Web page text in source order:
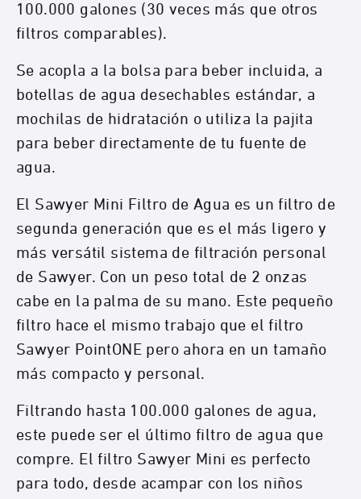
100.000 galones (30 veces más que otros
filtros comparables).
Se acopla a la bolsa para beber incluida, a
botellas de agua desechables estándar, a
mochilas de hidratación o utiliza la pajita
para beber directamente de tu fuente de
agua.
El Sawyer Mini Filtro de Agua es un filtro de
segunda generación que es el más ligero y
más versátil sistema de filtración personal
de Sawyer. Con un peso total de 2 onzas
cabe en la palma de su mano. Este pequeño
filtro hace el mismo trabajo que el filtro
Sawyer PointONE pero ahora en un tamaño
más compacto y personal.
Filtrando hasta 100.000 galones de agua,
este puede ser el último filtro de agua que
compre. El filtro Sawyer Mini es perfecto
para todo, desde acampar con los niños